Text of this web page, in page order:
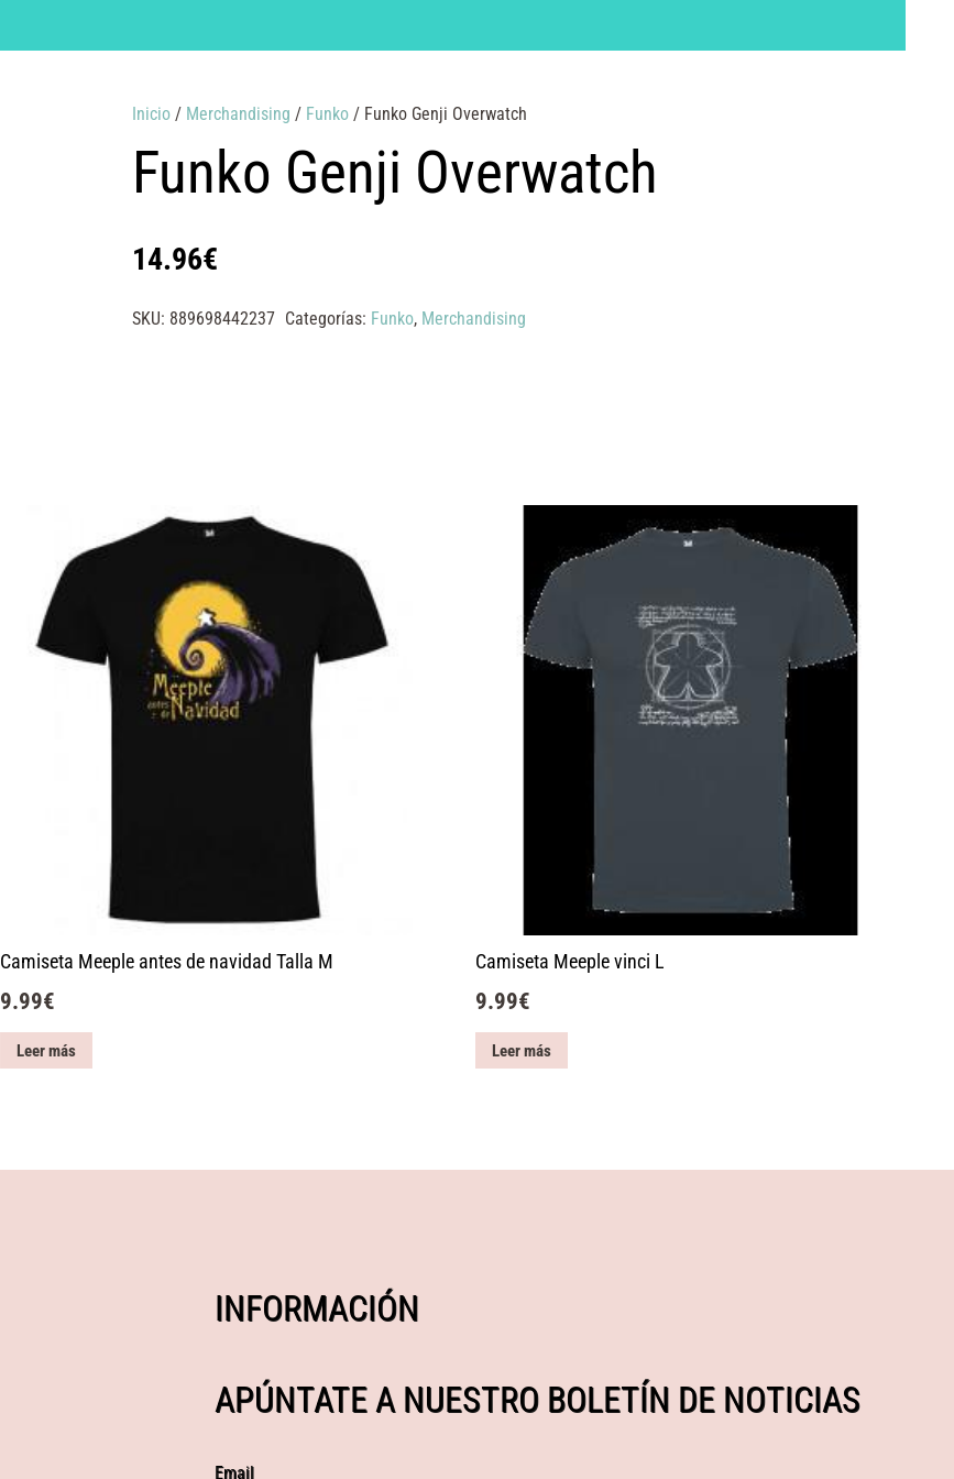
Inicio/ Merchandising / Funko/ Funko Genji Overwatch
Funko Genji Overwatch
14.96€
SKU: 889698442237 Categorías: Funko, Merchandising
Camiseta Meeple antes de navidad Talla M
9.99€
Leer más
Camiseta Meeple vinci L
9.99€
Leer más
INFORMACIÓN
APÚNTATE A NUESTRO BOLETÍN DE NOTICIAS
Email